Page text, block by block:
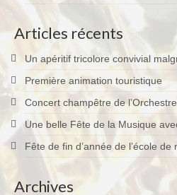
Articles récents
Un apéritif tricolore convivial
Première animation touristique
Concert champêtre de
Une belle Fête de la Musique
Fête de fin d’année de l’école de
Archives